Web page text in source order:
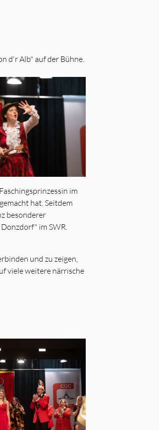
d'r Alb" auf der Bühne.
im
hat. Seitdem
besonderer
im SWR.
und zu zeigen,
viele weitere närrische